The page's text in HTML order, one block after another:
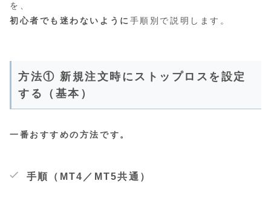
を、
初心者でも迷わないように手順別で説明します。
方法① 新規注文時にストップロスを設定
する（基本）
一番おすすめの方法です。
手順（MT4／MT5共通）